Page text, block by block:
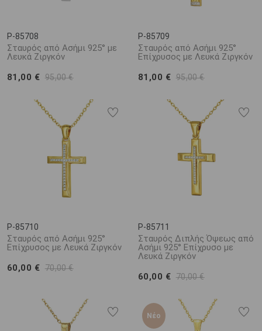
P-85708
Σταυρός από Ασήμι 925° με
Λευκά Ζιργκόν
81,00 € 95,00 €
P-85709
Σταυρός από Ασήμι 925°
Επίχρυσος με Λευκά Ζιργκόν
81,00 € 95,00 €
P-85710
Σταυρός από Ασήμι 925°
Επίχρυσος με Λευκά Ζιργκόν
60,00 € 70,00 €
P-85711
Σταυρός Διπλής Όψεως από
Ασήμι 925° Επίχρυσο με
Λευκά Ζιργκόν
60,00 € 70,00 €
Νέο